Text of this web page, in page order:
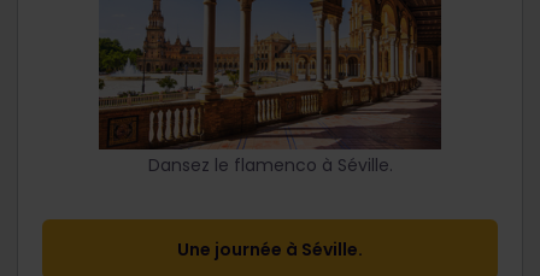
Dansez le flamenco à Séville.
Une journée à Séville.